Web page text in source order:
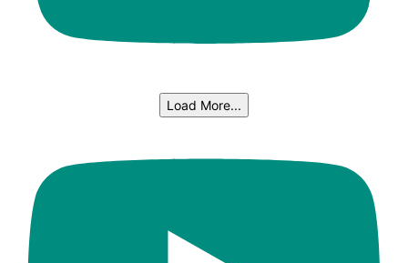
Load More...